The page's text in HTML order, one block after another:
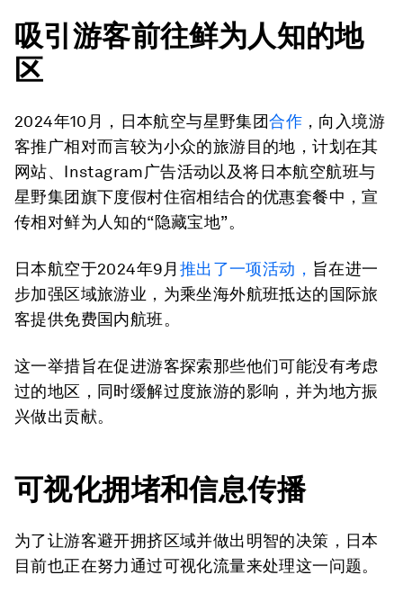
吸引游客前往鲜为人知的地
区
2024年10月，日本航空与星野集团合作 ，向入境游
客推广相对而言较为小众的旅游目的地，计划在其
网站、Instagram广告活动以及将日本航空航班与
星野集团旗下度假村住宿相结合的优惠套餐中，宣
传相对鲜为人知的“隐藏宝地”。
日本航空于2024年9月 推出了一项活动， 旨在进一
步加强区域旅游业，为乘坐海外航班抵达的国际旅
客提供免费国内航班。
这一举措旨在促进游客探索那些他们可能没有考虑
过的地区，同时缓解过度旅游的影响，并为地方振
兴做出贡献。
可视化拥堵和信息传播
为了让游客避开拥挤区域并做出明智的决策，日本
目前也正在努力通过可视化流量来处理这一问题。